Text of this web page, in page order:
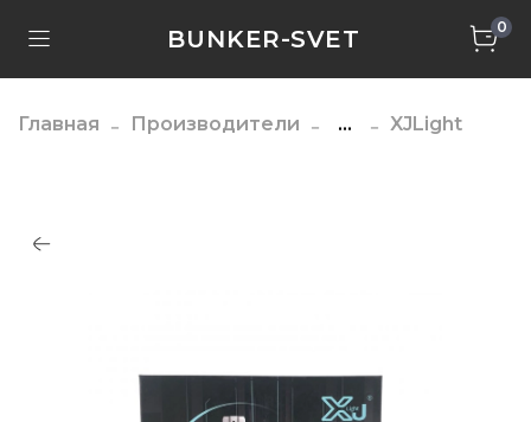
BUNKER-SVET 0
Главная Производители ... XJLight